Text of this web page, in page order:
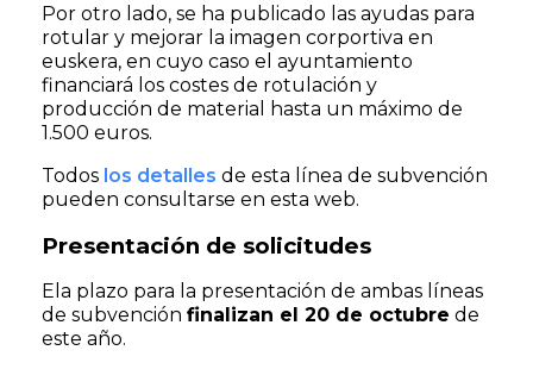
Por otro lado, se ha publicado las ayudas para
rotular y mejorar la imagen corportiva en
euskera, en cuyo caso el ayuntamiento
financiará los costes de rotulación y
producción de material hasta un máximo de
1.500 euros.
Todos los detalles de esta línea de subvención
pueden consultarse en esta web.
Presentación de solicitudes
Ela plazo para la presentación de ambas líneas
de subvención finalizan el 20 de octubre de
este año.